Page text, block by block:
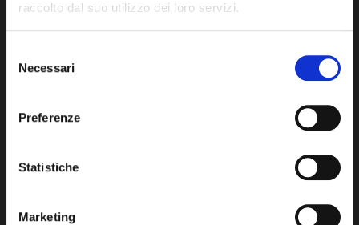
raccolto dal suo utilizzo dei loro servizi.
delNecessari
Preferenze
Statistiche
Marketing
Chiusi Sabato e Domenica